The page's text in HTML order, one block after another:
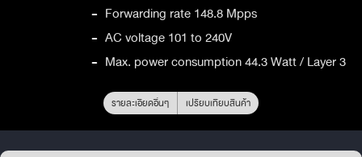
- Forwarding rate 148.8 Mpps
- AC voltage 101 to 240V
- Max. power consumption 44.3 Watt / Layer 3
รายละเอียดอื่นๆ เปรียบเทียบสินค้า